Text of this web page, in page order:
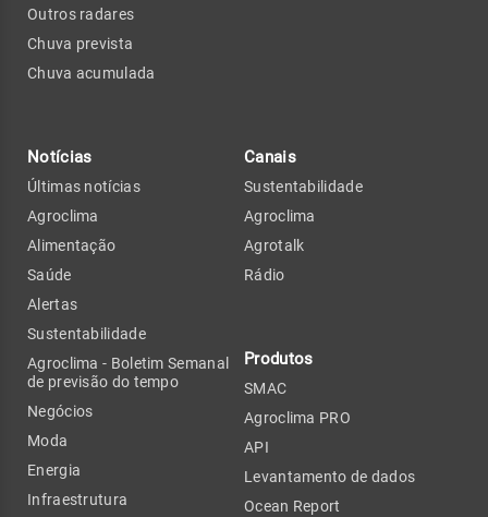
Outros radares
Chuva prevista
Chuva acumulada
Notícias
Últimas notícias
Agroclima
Alimentação
Saúde
Alertas
Sustentabilidade
Agroclima - Boletim Semanal
de previsão do tempo
Negócios
Moda
Energia
Infraestrutura
Canais
Sustentabilidade
Agroclima
Agrotalk
Rádio
Produtos
SMAC
Agroclima PRO
API
Levantamento de dados
Ocean Report